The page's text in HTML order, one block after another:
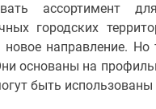
ассортимент
городских
новое направление.
основаны на
быть